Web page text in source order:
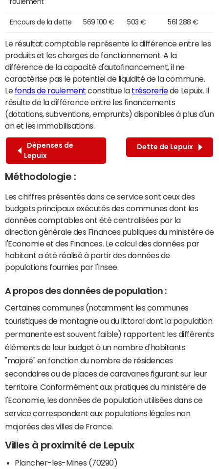
Encours de la dette 569 100 € 503 € 561 288 €
Le résultat comptable représente la différence entre les
produits et les charges de fonctionnement. A la
différence de la capacité d'autofinancement, il ne
caractérise pas le potentiel de liquidité de la commune.
Le fonds de roulement constitue la trésoreriede Lepuix. Il
résulte de la différence entre les financements
(dotations, subventions, emprunts) disponibles à plus d'un
an et les immobilisations.
Dépenses de
Lepuix
Dette de Lepuix
Méthodologie :
Les chiffres présentés dans ce service sont ceux des
budgets principaux exécutés des communes dont les
données comptables ont été centralisées par la
direction générale des Finances publiques du ministère de
l'Economie et des Finances. Le calcul des données par
habitant a été réalisé à partir des données de
populations fournies par l'Insee.
A propos des données de population :
Certaines communes (notamment les communes
touristiques de montagne ou du littoral dont la population
permanente est souvent faible) rapportent les différents
éléments de leur budget à un nombre d'habitants
"majoré" en fonction du nombre de résidences
secondaires ou de places de caravanes figurant sur leur
territoire. Conformément aux pratiques du ministère de
l'Economie, les données de population utilisées dans ce
service correspondent aux populations légales non
majorées des villes de France.
Villes à proximité de Lepuix
Plancher-les-Mines (70290)